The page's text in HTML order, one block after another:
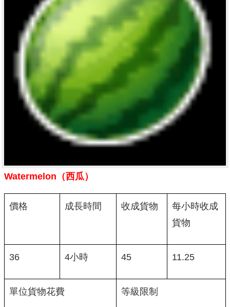
Watermelon（西瓜）
價格 成長時間 收成貨物
每小時收成
貨物
36 4小時 45 11.25
單位貨物花費 等級限制